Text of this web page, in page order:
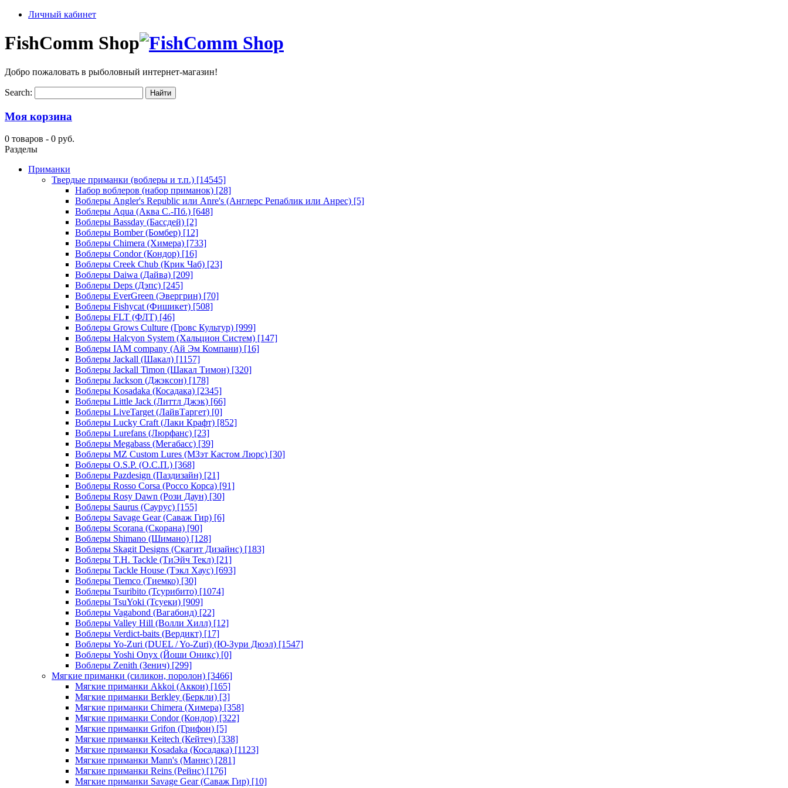
Личный кабинет
FishComm Shop
Добро пожаловать в рыболовный интернет-магазин!
Search:
Моя корзина
0 товаров - 0 руб.
Разделы
Приманки
Твердые приманки (воблеры и т.п.) [14545]
Набор воблеров (набор приманок) [28]
Воблеры Angler's Republic или Anre's (Англерс Репаблик или Анрес) [5]
Воблеры Aqua (Аква С.-Пб.) [648]
Воблеры Bassday (Бассдей) [2]
Воблеры Bomber (Бомбер) [12]
Воблеры Chimera (Химера) [733]
Воблеры Condor (Кондор) [16]
Воблеры Creek Chub (Крик Чаб) [23]
Воблеры Daiwa (Дайва) [209]
Воблеры Deps (Дэпс) [245]
Воблеры EverGreen (Эвергрин) [70]
Воблеры Fishycat (Фишикет) [508]
Воблеры FLT (ФЛТ) [46]
Воблеры Grows Culture (Гровс Культур) [999]
Воблеры Halcyon System (Хальцион Систем) [147]
Воблеры IAM company (Ай Эм Компани) [16]
Воблеры Jackall (Шакал) [1157]
Воблеры Jackall Timon (Шакал Тимон) [320]
Воблеры Jackson (Джэксон) [178]
Воблеры Kosadaka (Косадака) [2345]
Воблеры Little Jack (Литтл Джэк) [66]
Воблеры LiveTarget (ЛайвТаргет) [0]
Воблеры Lucky Craft (Лаки Крафт) [852]
Воблеры Lurefans (Люрфанс) [23]
Воблеры Megabass (Мегабасс) [39]
Воблеры MZ Custom Lures (МЗэт Кастом Люрс) [30]
Воблеры O.S.P. (О.С.П.) [368]
Воблеры Pazdesign (Паздизайн) [21]
Воблеры Rosso Corsa (Россо Корса) [91]
Воблеры Rosy Dawn (Рози Даун) [30]
Воблеры Saurus (Саурус) [155]
Воблеры Savage Gear (Саваж Гир) [6]
Воблеры Scorana (Скорана) [90]
Воблеры Shimano (Шимано) [128]
Воблеры Skagit Designs (Скагит Дизайнс) [183]
Воблеры T.H. Tackle (ТиЭйч Текл) [21]
Воблеры Tackle House (Тэкл Хаус) [693]
Воблеры Tiemco (Тиемко) [30]
Воблеры Tsuribito (Тсурибито) [1074]
Воблеры TsuYoki (Тсуеки) [909]
Воблеры Vagabond (Вагабонд) [22]
Воблеры Valley Hill (Волли Хилл) [12]
Воблеры Verdict-baits (Вердикт) [17]
Воблеры Yo-Zuri (DUEL / Yo-Zuri) (Ю-Зури Дюэл) [1547]
Воблеры Yoshi Onyx (Йоши Оникс) [0]
Воблеры Zenith (Зенич) [299]
Мягкие приманки (силикон, поролон) [3466]
Мягкие приманки Akkoi (Аккои) [165]
Мягкие приманки Berkley (Беркли) [3]
Мягкие приманки Chimera (Химера) [358]
Мягкие приманки Condor (Кондор) [322]
Мягкие приманки Grifon (Грифон) [5]
Мягкие приманки Keitech (Кейтеч) [338]
Мягкие приманки Kosadaka (Косадака) [1123]
Мягкие приманки Mann's (Маннс) [281]
Мягкие приманки Reins (Рейнс) [176]
Мягкие приманки Savage Gear (Саваж Гир) [10]